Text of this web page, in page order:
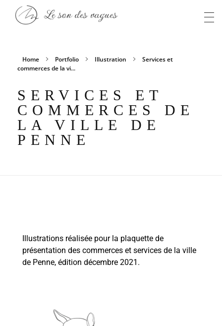
Home Portfolio Illustration
Services et
commerces de la vi...
SERVICES ET
COMMERCES DE
LA VILLE DE
PENNE
Illustrations réalisée pour la plaquette de
présentation des commerces et services de la ville
de Penne, édition décembre 2021.